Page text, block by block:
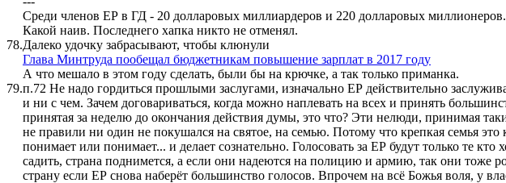
Среди членов ЕР в ГД - 20 долларовых миллиардеров и 220 долларовых
Какой наив. Последнего хапка никто не отменял.
78.Далеко удочку забрасывают, чтобы клюнули
Глава Минтруда пообещал бюджетникам повышение зарплат в 2017 году
А что мешало в этом году сделать, были бы на крючке, а так только приманка.
79.п.72 Не надо гордиться прошлыми заслугами, изначально ЕР действительно
и ни с чем. Зачем договариваться, когда можно наплевать на всех и принять
принятая за неделю до окончания действия думы, это что? Эти нелюди, принимая
не правили ни один не покушался на святое, на семью. Потому что крепкая семья это
понимает или понимает... и делает сознательно. Голосовать за ЕР будут только те
садить, страна поднимется, а если они надеются на полицию и армию, так они тоже
страну если ЕР снова наберёт большинство голосов. Впрочем на всё Божья воля, у